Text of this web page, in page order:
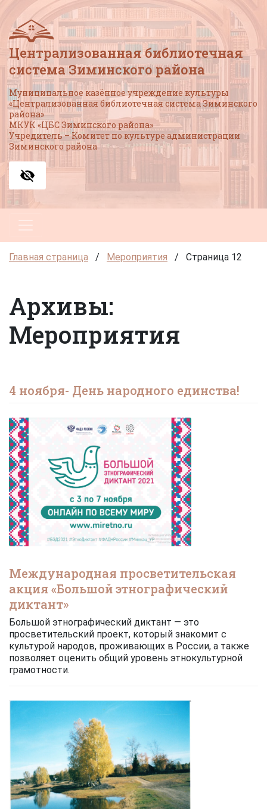
Централизованная библиотечная
система Зиминского района
Муниципальное казённое учреждение культуры
«Централизованная библиотечная система Зиминского
района»
МКУК «ЦБС Зиминского района»
Учредитель – Комитет по культуре администрации
Зиминского района
Главная страница / Мероприятия / Страница 12
Архивы:
Мероприятия
4 ноября- День народного единства!
Международная просветительская
акция «Большой этнографический
диктант»
Большой этнографический диктант — это
просветительский проект, который знакомит с
культурой народов, проживающих в России, а также
позволяет оценить общий уровень этнокультурной
грамотности.